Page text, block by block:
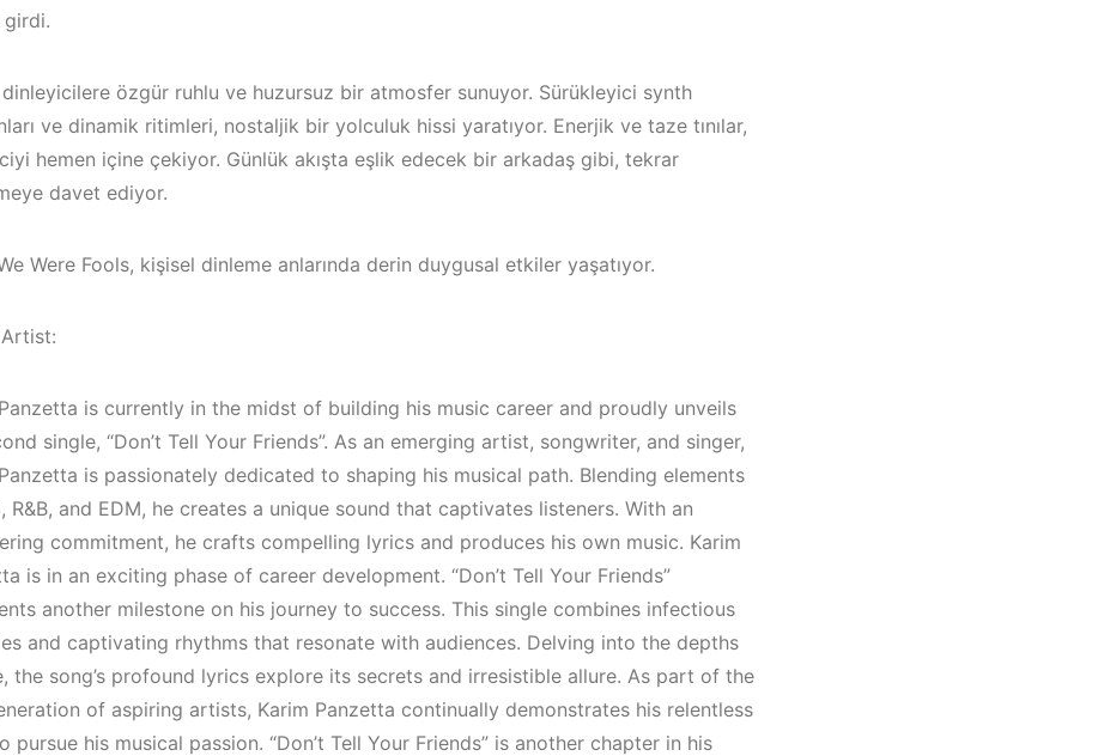
Bodrum / Çeşme /
Alaçatı / Akyaka /
Kuşadası /
Elektronik Müzik
Mekanları ve
Etkinlikleri 2023
(Downtempo,
House, Techno)
HEMEN İNCELE
Çeşme / Bodrum /
Akyaka /
Marmaris /
Kuşadası /
Elektronik Müzik
Mekanları 2022
(House, Techno,
Downtempo)
HEMEN İNCELE
girdi.
dinleyicilere özgür ruhlu ve huzursuz bir atmosfer sunuyor. Sürükleyici synth
ve dinamik ritimleri, nostaljik bir yolculuk hissi yaratıyor. Enerjik ve taze tınılar,
hemen içine çekiyor. Günlük akışta eşlik edecek bir arkadaş gibi, tekrar
davet ediyor.
Were Fools, kişisel dinleme anlarında derin duygusal etkiler yaşatıyor.
is currently in the midst of building his music career and proudly unveils
single, “Don’t Tell Your Friends”. As an emerging artist, songwriter, and singer,
is passionately dedicated to shaping his musical path. Blending elements
R&B, and EDM, he creates a unique sound that captivates listeners. With an
commitment, he crafts compelling lyrics and produces his own music. Karim
is in an exciting phase of career development. “Don’t Tell Your Friends”
another milestone on his journey to success. This single combines infectious
and captivating rhythms that resonate with audiences. Delving into the depths
the song’s profound lyrics explore its secrets and irresistible allure. As part of the
of aspiring artists, Karim Panzetta continually demonstrates his relentless
pursue his musical passion. “Don’t Tell Your Friends” is another chapter in his